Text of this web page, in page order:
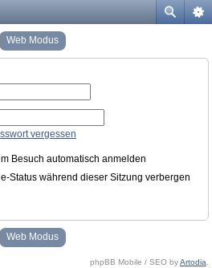
Web Modus
vergessen
Besuch automatisch anmelden
Status während dieser Sitzung verbergen
Web Modus
phpBB Mobile / SEO byArtodia